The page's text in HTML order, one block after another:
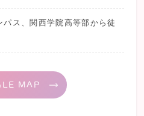
ス、関西学院高等部から徒
MAP